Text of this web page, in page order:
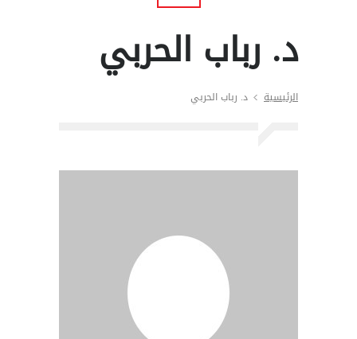
د. رباب الحربي
الرئيسية د. رباب الحربي